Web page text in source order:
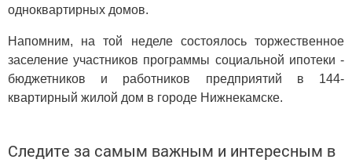
одноквартирных домов.
Напомним, на той неделе состоялось торжественное
заселение участников программы социальной ипотеки -
бюджетников и работников предприятий в 144-
квартирный жилой дом в городе Нижнекамске.
Следите за самым важным и интересным в